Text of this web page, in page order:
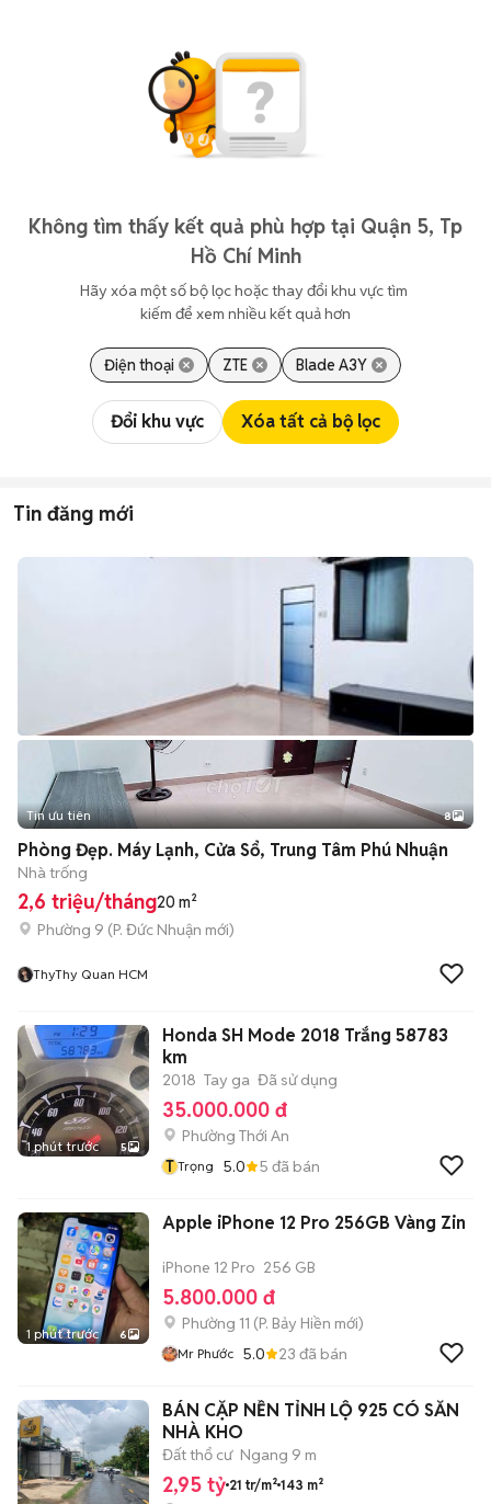
Không tìm thấy kết quả phù hợp tại Quận 5, Tp
Hồ Chí Minh
Hãy xóa một số bộ lọc hoặc thay đổi khu vực tìm
kiếm để xem nhiều kết quả hơn
Điện thoại ZTE Blade A3Y
Đổi khu vực Xóa tất cả bộ lọc
Tin đăng mới
+2
Tin ưu tiên 8
Phòng Đẹp. Máy Lạnh, Cửa Sổ, Trung Tâm Phú Nhuận
Nhà trống
2,6 triệu/tháng20 m²
Phường 9 (P. Đức Nhuận mới)
ThyThy Quan HCM
1 phút trước 5
Honda SH Mode 2018 Trắng 58783
km
2018 Tay ga Đã sử dụng
35.000.000 đ
Phường Thới An
T Trọng 5.0 5 đã bán
1 phút trước 6
Apple iPhone 12 Pro 256GB Vàng Zin
iPhone 12 Pro 256 GB
5.800.000 đ
Phường 11 (P. Bảy Hiền mới)
Mr Phước 5.0 23 đã bán
BÁN CẶP NỀN TỈNH LỘ 925 CÓ SẴN
NHÀ KHO
Đất thổ cư Ngang 9 m
2,95 tỷ 21 tr/m² 143 m²